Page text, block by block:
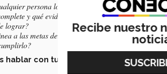
persona lo entendería?
y qué evidencias necesitas para confirmarlo?
lograr?
a las metas del Tec y de tu área?
hablar con tu líder y entender las
Recibe nuestro